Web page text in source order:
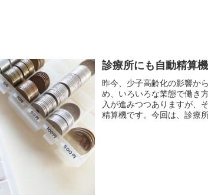
診療所にも自動精算
昨今、少子高齢化の影響か
め、いろいろな業態で働き
入が進みつつありますが、
精算機です。今回は、診療